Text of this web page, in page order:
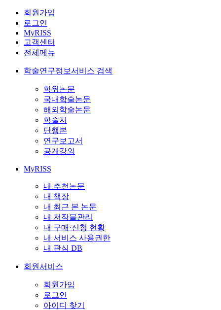
회원가입
로그인
MyRISS
고객센터
전체메뉴
학술연구정보서비스 검색
학위논문
국내학술논문
해외학술논문
학술지
단행본
연구보고서
공개강의
MyRISS
내 추천논문
내 책장
내 최근 본 논문
내 저작물관리
내 구매·신청 현황
내 서비스 사용권한
내 관심 DB
회원서비스
회원가입
로그인
아이디 찾기